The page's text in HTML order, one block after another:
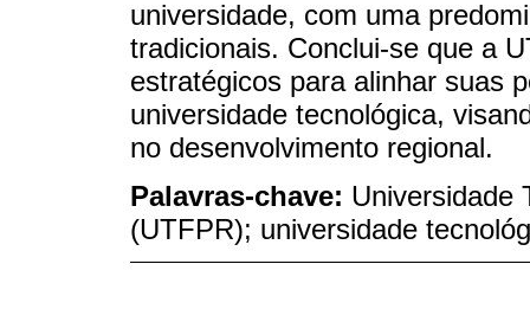
universidade, com uma
tradicionais. Conclui-se que a
estratégicos para alinhar suas
universidade tecnológica,
no desenvolvimento regional.
Palavras-chave: Universidade
(UTFPR); universidade